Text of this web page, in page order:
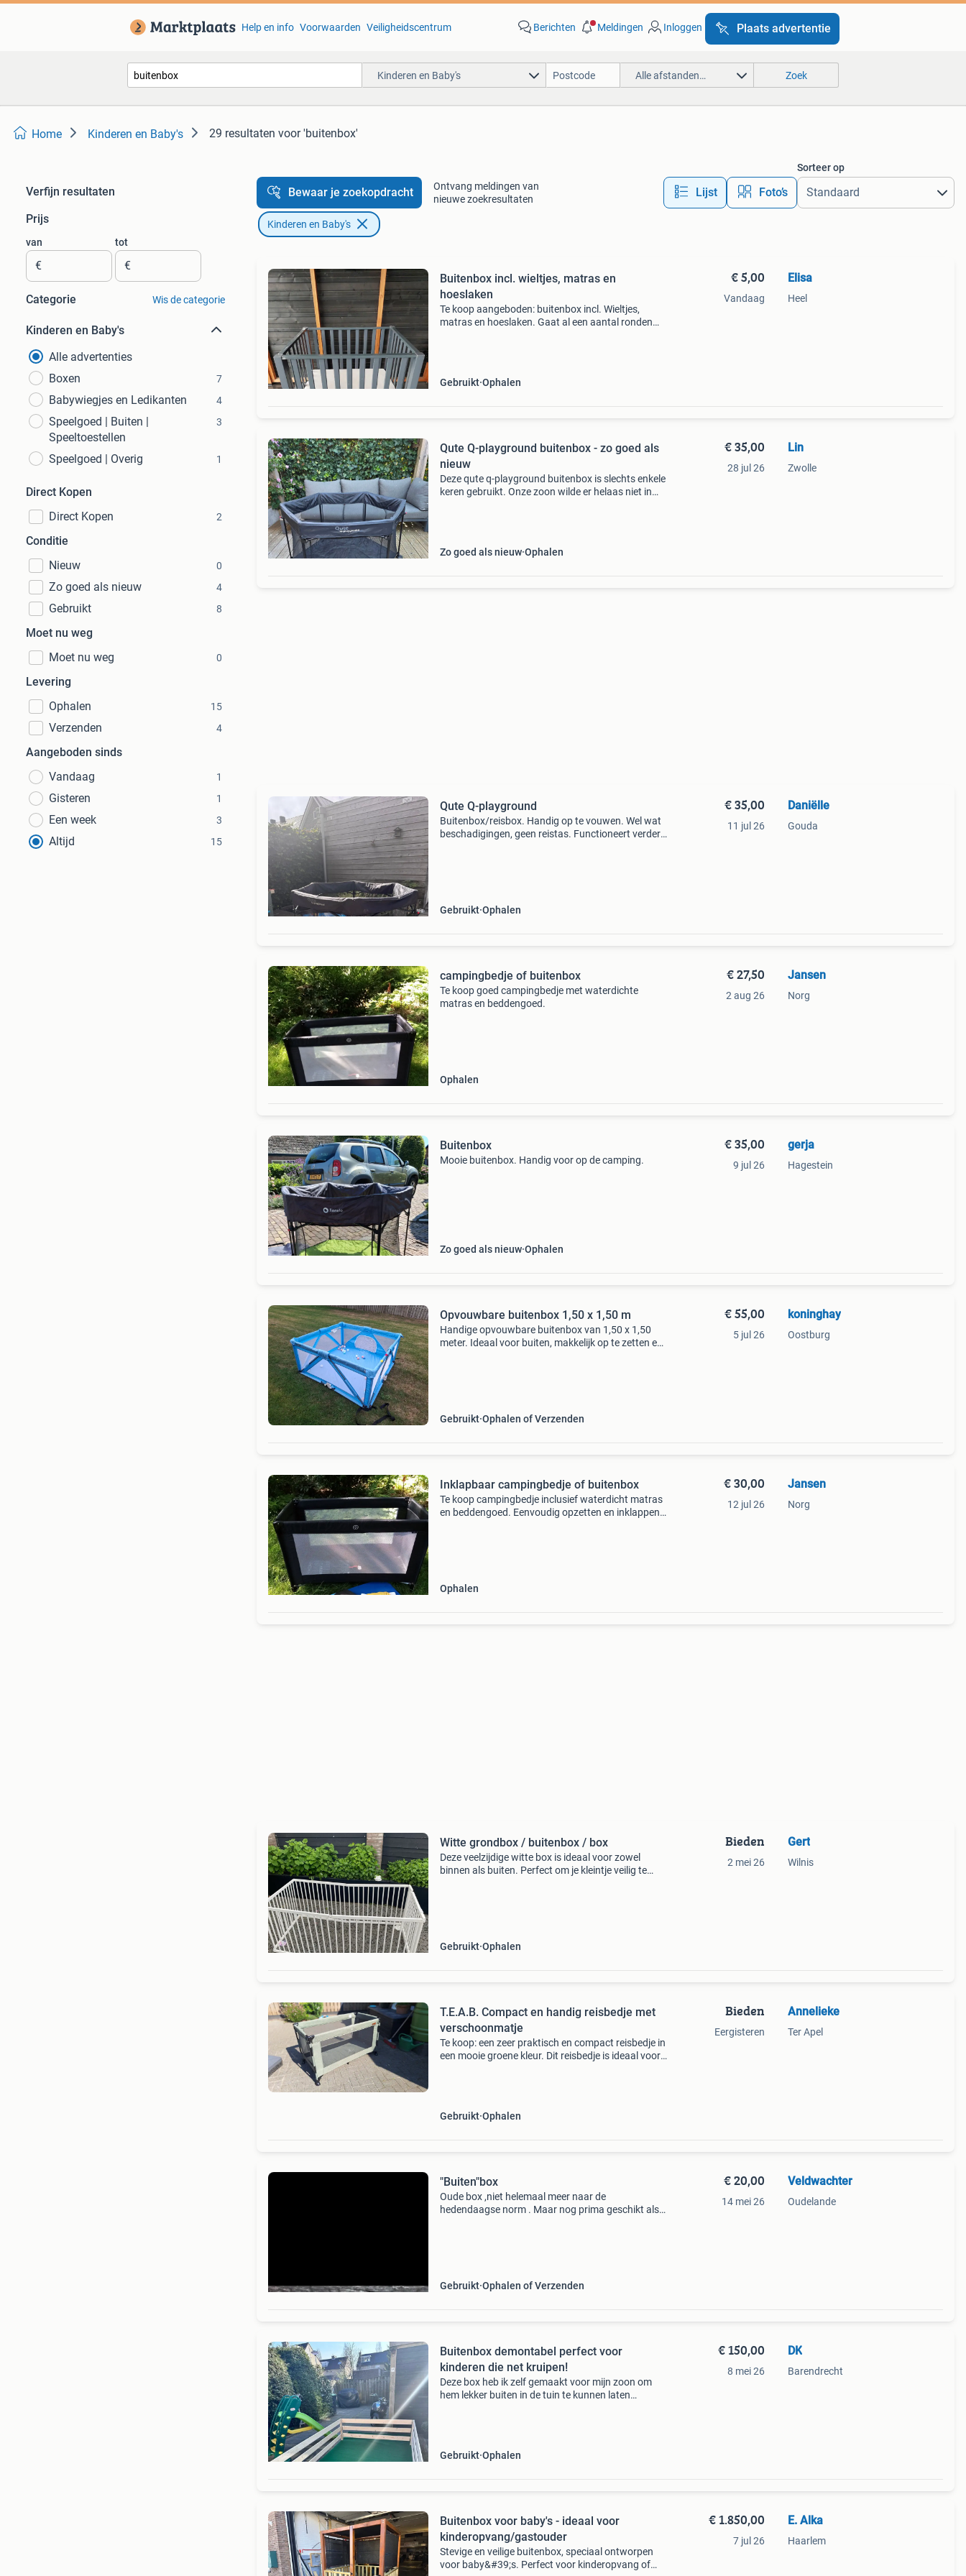
Help en info Voorwaarden Veiligheidscentrum Berichten Meldingen Inloggen Plaats advertentie
Kinderen en Baby's Alle afstanden… Zoek
Home Kinderen en Baby's 29 resultaten voor 'buitenbox'
Verfijn resultaten
Prijs
van
€
tot
€
Categorie Wis de categorie
Kinderen en Baby's
Alle advertenties
Boxen
7
Babywiegjes en Ledikanten 4
Speelgoed | Buiten |
Speeltoestellen
3
Speelgoed | Overig 1
Direct Kopen
Direct Kopen
2
Conditie
Nieuw
0
Zo goed als nieuw 4
Gebruikt 8
Moet nu weg
Moet nu weg
0
Levering
Ophalen
15
Verzenden 4
Aangeboden sinds
Vandaag
1
Gisteren 1
Een week 3
Altijd 15
Bewaar je zoekopdracht
Ontvang meldingen van
nieuwe zoekresultaten
Lijst Foto’s
Sorteer op
Kinderen en Baby's
Buitenbox incl. wieltjes, matras en
hoeslaken
Te koop aangeboden: buitenbox incl. Wieltjes,
matras en hoeslaken. Gaat al een aantal ronden
Gebruikt Ophalen
€ 5,00
Vandaag
Elisa
Heel
Qute Q-playground buitenbox - zo goed als
nieuw
Deze qute q-playground buitenbox is slechts enkele
keren gebruikt. Onze zoon wilde er helaas niet in
Zo goed als nieuw Ophalen
€ 35,00
28 jul 26
Lin
Zwolle
Qute Q-playground
Buitenbox/reisbox. Handig op te vouwen. Wel wat
beschadigingen, geen reistas. Functioneert verder
Gebruikt Ophalen
€ 35,00
11 jul 26
Daniëlle
Gouda
campingbedje of buitenbox
Te koop goed campingbedje met waterdichte
matras en beddengoed.
Ophalen
€ 27,50
2 aug 26
Jansen
Norg
Buitenbox
Mooie buitenbox. Handig voor op de camping.
Zo goed als nieuw Ophalen
€ 35,00
9 jul 26
gerja
Hagestein
Opvouwbare buitenbox 1,50 x 1,50 m
Handige opvouwbare buitenbox van 1,50 x 1,50
meter. Ideaal voor buiten, makkelijk op te zetten en
Gebruikt Ophalen of Verzenden
€ 55,00
5 jul 26
koninghay
Oostburg
Inklapbaar campingbedje of buitenbox
Te koop campingbedje inclusief waterdicht matras
en beddengoed. Eenvoudig opzetten en inklappen.
Ophalen
€ 30,00
12 jul 26
Jansen
Norg
Witte grondbox / buitenbox / box
Deze veelzijdige witte box is ideaal voor zowel
binnen als buiten. Perfect om je kleintje veilig te
Gebruikt Ophalen
Bieden
2 mei 26
Gert
Wilnis
T.E.A.B. Compact en handig reisbedje met
verschoonmatje
Te koop: een zeer praktisch en compact reisbedje in
een mooie groene kleur. Dit reisbedje is ideaal voor
Gebruikt Ophalen
Bieden
Eergisteren
Annelieke
Ter Apel
"Buiten"box
Oude box ,niet helemaal meer naar de
hedendaagse norm . Maar nog prima geschikt als
Gebruikt Ophalen of Verzenden
€ 20,00
14 mei 26
Veldwachter
Oudelande
Buitenbox demontabel perfect voor
kinderen die net kruipen!
Deze box heb ik zelf gemaakt voor mijn zoon om
hem lekker buiten in de tuin te kunnen laten
Gebruikt Ophalen
€ 150,00
8 mei 26
DK
Barendrecht
Buitenbox voor baby's - ideaal voor
kinderopvang/gastouder
Stevige en veilige buitenbox, speciaal ontworpen
voor baby&#39;s. Perfect voor kinderopvang of
€ 1.850,00
7 jul 26
E. Alka
Haarlem